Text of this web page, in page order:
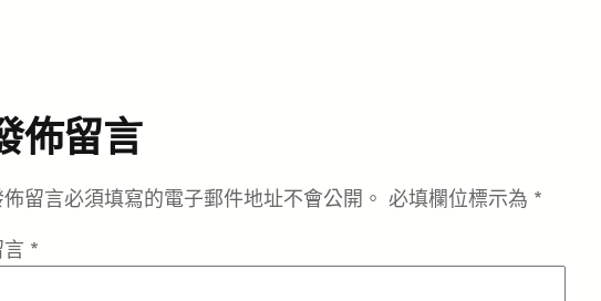
佈留言
佈留言必須填寫的電子郵件地址不會公開。 必填欄位標示為 *
言 *